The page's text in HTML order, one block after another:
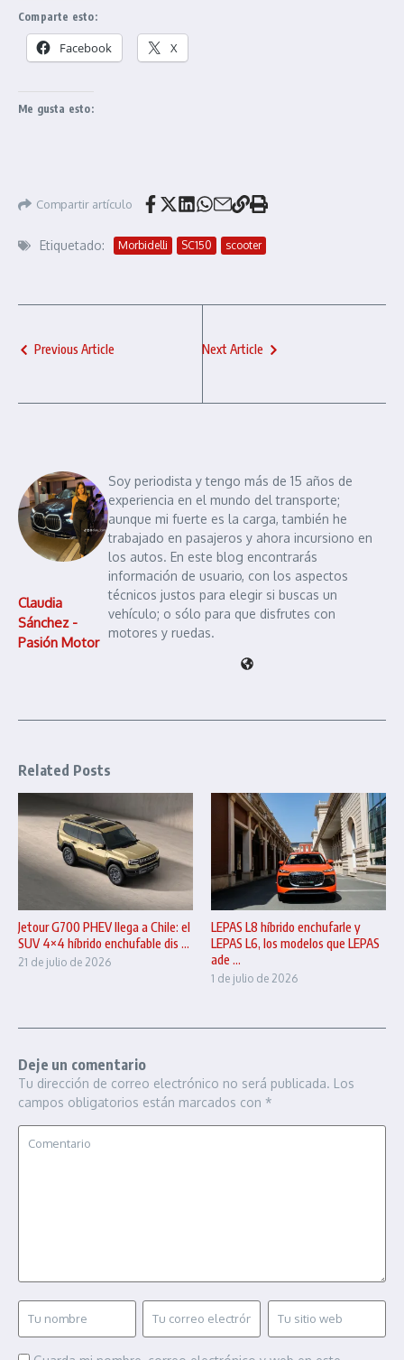
Comparte esto:
Facebook X
Me gusta esto:
Compartir artículo
Etiquetado: Morbidelli SC150 scooter
Previous Article Next Article
Claudia
Sánchez -
Pasión Motor
Soy periodista y tengo más de 15 años de
experiencia en el mundo del transporte;
aunque mi fuerte es la carga, también he
trabajado en pasajeros y ahora incursiono en
los autos. En este blog encontrarás
información de usuario, con los aspectos
técnicos justos para elegir si buscas un
vehículo; o sólo para que disfrutes con
motores y ruedas.
Related Posts
Jetour G700 PHEV llega a Chile: el
SUV 4×4 híbrido enchufable dis ...
21 de julio de 2026
LEPAS L8 híbrido enchufarle y
LEPAS L6, los modelos que LEPAS
ade ...
1 de julio de 2026
Deje un comentario
Tu dirección de correo electrónico no será publicada. Los
campos obligatorios están marcados con *